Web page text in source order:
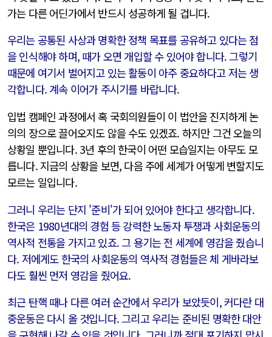
가는 다른 어딘가에서 반드시 성공하게 될 겁니다.
우리는 공통된 사상과 명확한 정책 목표를 공유하고 있다는 점
을 인식해야 하며, 때가 오면 개입할 수 있어야 합니다. 그렇기
때문에 여기서 벌어지고 있는 활동이 아주 중요하다고 저는 생
각합니다. 계속 이어가 주시기를 바랍니다.
입법 캠페인 과정에서 혹 국회의원들이 이 법안을 진지하게 논
의의 장으로 끌어오지도 않을 수도 있겠죠. 하지만 그건 오늘의
상황일 뿐입니다. 3년 후의 한국이 어떤 모습일지는 아무도 모
릅니다. 지금의 상황을 보면, 다음 주에 세계가 어떻게 변할지도
모르는 일입니다.
그러니 우리는 단지 '준비'가 되어 있어야 한다고 생각합니다.
한국은 1980년대의 경험 등 강력한 노동자 투쟁과 사회운동의
역사적 전통을 가지고 있죠. 그 용기는 전 세계에 영감을 줬습니
다. 저에게도 한국의 사회운동의 역사적 경험들은 체 게바라보
다도 훨씬 먼저 영감을 줬어요.
최근 탄핵 때나 다른 여러 순간에서 우리가 보았듯이, 커다란 대
중운동은 다시 올 것입니다. 그리고 우리는 준비된 명확한 대안